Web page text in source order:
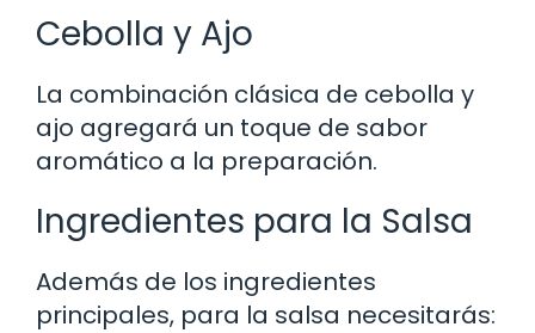
Cebolla y Ajo
La combinación clásica de cebolla y
ajo agregará un toque de sabor
aromático a la preparación.
Ingredientes para la Salsa
Además de los ingredientes
principales, para la salsa necesitarás: